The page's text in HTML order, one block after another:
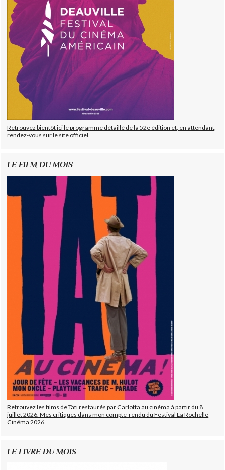
Retrouvez bientôt ici le programme détaillé de la 52e édition et, en attendant,
rendez-vous sur le site officiel.
LE FILM DU MOIS
Retrouvez les films de Tati restaurés par Carlotta au cinéma à partir du 8
juillet 2026. Mes critiques dans mon compte-rendu du Festival La Rochelle
Cinéma 2026.
LE LIVRE DU MOIS